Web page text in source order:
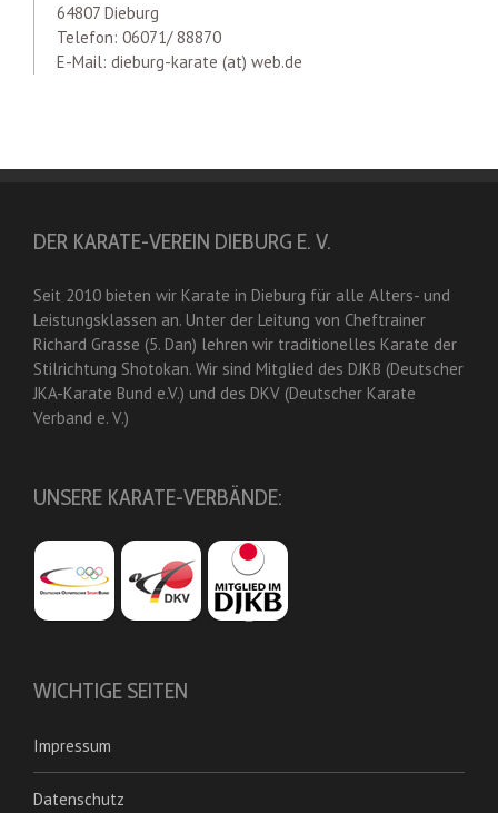
64807 Dieburg
Telefon: 06071/ 88870
E-Mail: dieburg-karate (at) web.de
DER KARATE-VEREIN DIEBURG E. V.
Seit 2010 bieten wir Karate in Dieburg für alle Alters- und
Leistungsklassen an. Unter der Leitung von Cheftrainer
Richard Grasse (5. Dan) lehren wir traditionelles Karate der
Stilrichtung Shotokan. Wir sind Mitglied des DJKB (Deutscher
JKA-Karate Bund e.V.) und des DKV (Deutscher Karate
Verband e. V.)
UNSERE KARATE-VERBÄNDE:
WICHTIGE SEITEN
Impressum
Datenschutz